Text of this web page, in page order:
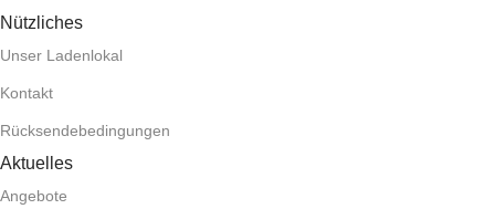
Nützliches
Unser Ladenlokal
Kontakt
Rücksendebedingungen
Aktuelles
Angebote